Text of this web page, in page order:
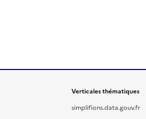
Verticales thématiques
simplifions.data.gouv.fr